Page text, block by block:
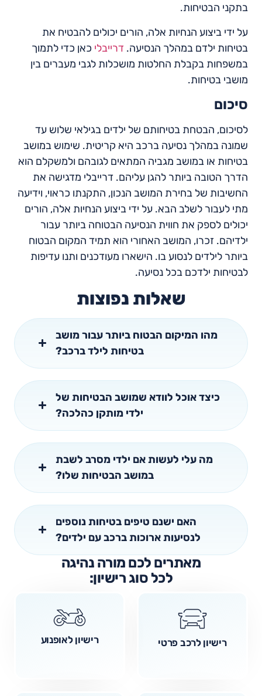
בתקני הבטיחות.
על ידי ביצוע הנחיות אלה, הורים יכולים להבטיח את
בטיחות ילדם במהלך הנסיעה. דרייבלי כאן כדי לתמוך
במשפחות בקבלת החלטות מושכלות לגבי מעברים בין
מושבי בטיחות.
סיכום
לסיכום, הבטחת בטיחותם של ילדים בגילאי שלוש עד
שמונה במהלך נסיעה ברכב היא קריטית. שימוש במושב
בטיחות או במושב מגביה המתאים לגובהם ולמשקלם הוא
הדרך הטובה ביותר להגן עליהם. דרייבלי מדגישה את
החשיבות של בחירת המושב הנכון, התקנתו כראוי, וידיעה
מתי לעבור לשלב הבא. על ידי ביצוע הנחיות אלה, הורים
יכולים לספק את חווית הנסיעה הבטוחה ביותר עבור
ילדיהם. זכרו, המושב האחורי הוא תמיד המקום הבטוח
ביותר לילדים לנסוע בו. הישארו מעודכנים ותנו עדיפות
לבטיחות ילדכם בכל נסיעה.
שאלות נפוצות
מהו המיקום הבטוח ביותר עבור מושב
בטיחות לילד ברכב?
כיצד אוכל לוודא שמושב הבטיחות של
ילדי מותקן כהלכה?
מה עלי לעשות אם ילדי מסרב לשבת
במושב הבטיחות שלו?
האם ישנם טיפים בטיחות נוספים
לנסיעות ארוכות ברכב עם ילדים?
מאתרים לכם מורה נהיגה
לכל סוג רישיון:
רישיון לרכב פרטי רישיון לאופנוע